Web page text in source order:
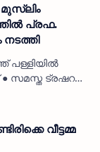
പ്രഫ.
പള്ളിയിൽ
സമസ്ത ട്രഷറർ
വീട്ടമ്മ